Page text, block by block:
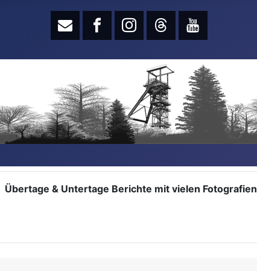
Übertage & Untertage Berichte mit vielen Fotografien